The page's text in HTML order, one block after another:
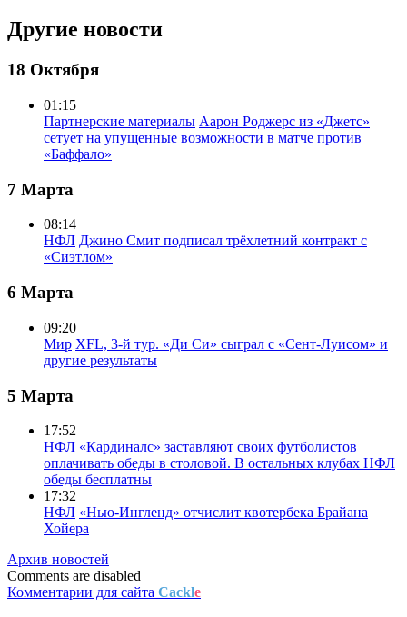
Другие новости
18 Октября
01:15
Партнерские материалы Аарон Роджерс из «Джетс»
сетует на упущенные возможности в матче против
«Баффало»
7 Марта
08:14
НФЛ Джино Смит подписал трёхлетний контракт с
«Сиэтлом»
6 Марта
09:20
Мир XFL, 3-й тур. «Ди Си» сыграл с «Сент-Луисом» и
другие результаты
5 Марта
17:52
НФЛ «Кардиналс» заставляют своих футболистов
оплачивать обеды в столовой. В остальных клубах НФЛ
обеды бесплатны
17:32
НФЛ «Нью-Ингленд» отчислит квотербека Брайана
Хойера
Архив новостей
Comments are disabled
Комментарии для сайта Cackle